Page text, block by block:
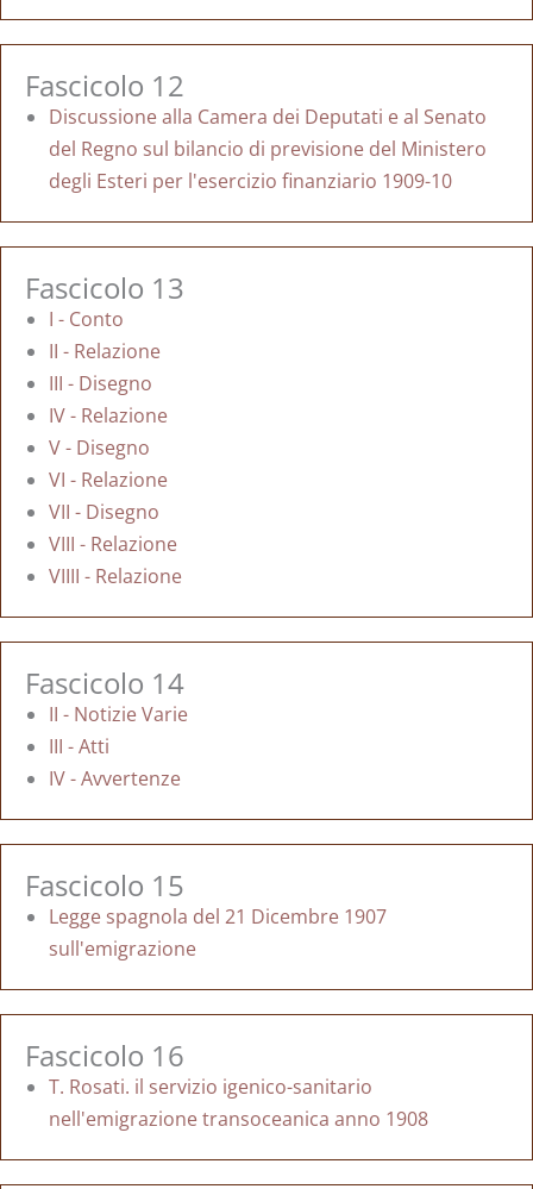
Fascicolo 12
Discussione alla Camera dei Deputati e al Senato
del Regno sul bilancio di previsione del Ministero
degli Esteri per l'esercizio finanziario 1909-10
Fascicolo 13
I - Conto
II - Relazione
III - Disegno
IV - Relazione
V - Disegno
VI - Relazione
VII - Disegno
VIII - Relazione
VIIII - Relazione
Fascicolo 14
II - Notizie Varie
III - Atti
IV - Avvertenze
Fascicolo 15
Legge spagnola del 21 Dicembre 1907
sull'emigrazione
Fascicolo 16
T. Rosati. il servizio igenico-sanitario
nell'emigrazione transoceanica anno 1908